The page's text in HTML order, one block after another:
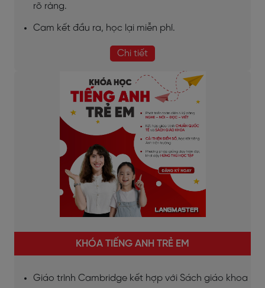
rõ ràng.
Cam kết đầu ra, học lại miễn phí.
Chi tiết
KHÓA TIẾNG ANH TRẺ EM
Giáo trình Cambridge kết hợp với Sách giáo khoa